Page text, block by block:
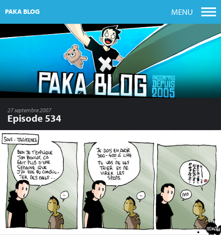
PAKA BLOG MENU
27 septembre 2007
Episode 534